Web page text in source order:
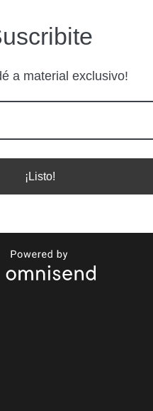
a material exclusivo!
¡Listo!